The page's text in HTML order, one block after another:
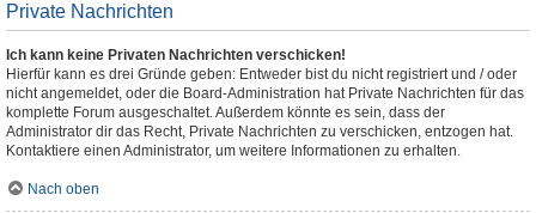
Private Nachrichten
Ich kann keine Privaten Nachrichten verschicken!
Hierfür kann es drei Gründe geben: Entweder bist du nicht registriert und / oder
nicht angemeldet, oder die Board-Administration hat Private Nachrichten für das
komplette Forum ausgeschaltet. Außerdem könnte es sein, dass der
Administrator dir das Recht, Private Nachrichten zu verschicken, entzogen hat.
Kontaktiere einen Administrator, um weitere Informationen zu erhalten.
Nach oben